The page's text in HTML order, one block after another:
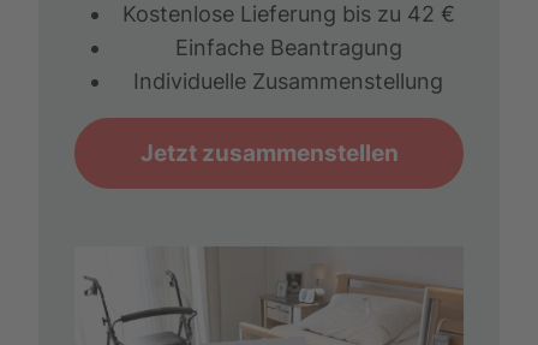
Kostenlose Lieferung bis zu 42 €
Einfache Beantragung
Individuelle Zusammenstellung
Jetzt zusammenstellen